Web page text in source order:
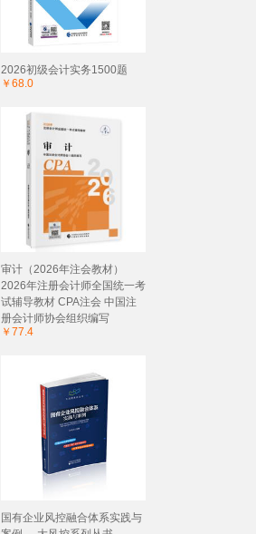
2026初级会计实务1500题
￥68.0
审计（2026年注会教材）
2026年注册会计师全国统一考
试辅导教材 CPA注会 中国注
册会计师协会组织编写
￥77.4
国有企业风控融合体系实践与